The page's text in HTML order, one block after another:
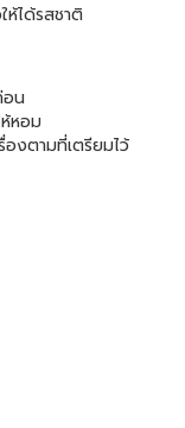
ห้ได้รสชาติ
อน
หอม
งตามที่เตรียมไว้